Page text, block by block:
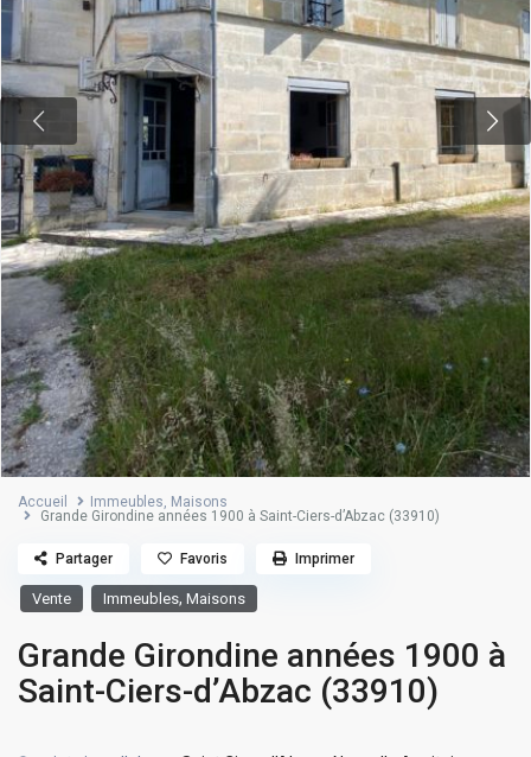
Accueil Immeubles, Maisons
Grande Girondine années 1900 à Saint-Ciers-d’Abzac (33910)
Vente Immeubles,Maisons
Grande Girondine années 1900 à
Saint-Ciers-d’Abzac (33910)
Partager Favoris Imprimer